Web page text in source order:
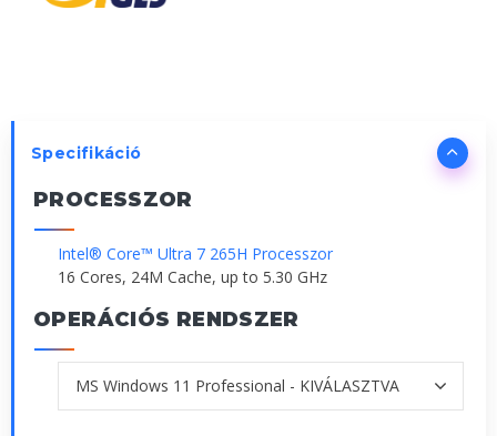
Specifikáció
PROCESSZOR
Intel® Core™ Ultra 7 265H Processzor
16 Cores, 24M Cache, up to 5.30 GHz
OPERÁCIÓS RENDSZER